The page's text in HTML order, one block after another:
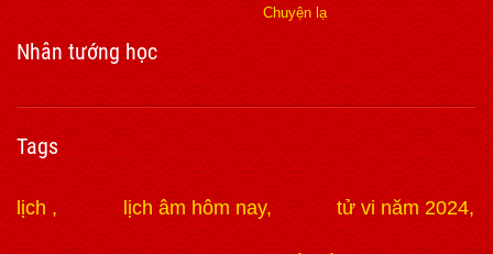
Chuyện lạ
Nhân tướng học
Tags
lịch lịch âm hôm nay tử vi năm 2024